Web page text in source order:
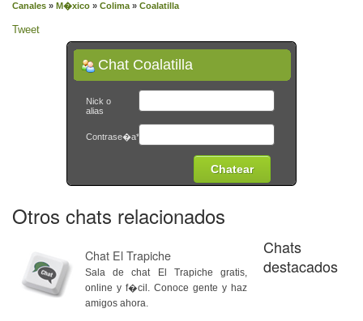
Canales » M�xico » Colima » Coalatilla
Tweet
Chat Coalatilla
Nick o
alias
Contrase�a*
Otros chats relacionados
Chat El Trapiche
Sala de chat El Trapiche gratis,
online y f�cil. Conoce gente y haz
amigos ahora.
Chats
destacados